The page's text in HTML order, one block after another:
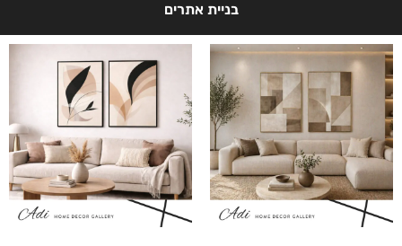
בניית אתרים